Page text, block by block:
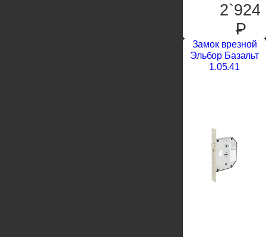
2`924
P
Замок врезной
Эльбор Базальт
1.05.41